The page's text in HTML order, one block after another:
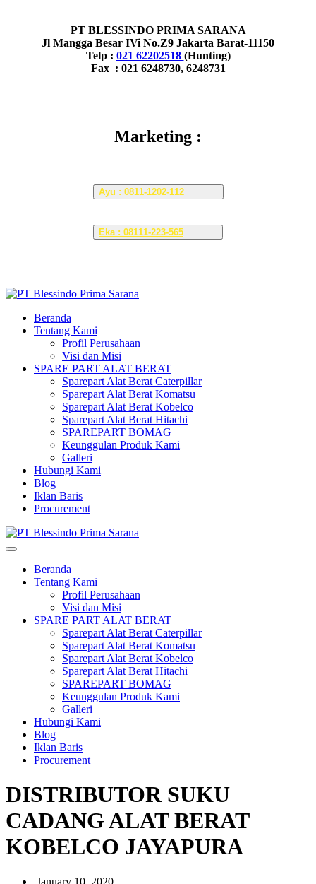
PT BLESSINDO PRIMA SARANA
Jl Mangga Besar IVi No.Z9 Jakarta Barat-11150
Telp : 021 62202518 (Hunting)
Fax : 021 6248730, 6248731
Marketing :
Ayu : 0811-1202-112
Eka : 08111-223-565
Beranda
Tentang Kami
Profil Perusahaan
Visi dan Misi
SPARE PART ALAT BERAT
Sparepart Alat Berat Caterpillar
Sparepart Alat Berat Komatsu
Sparepart Alat Berat Kobelco
Sparepart Alat Berat Hitachi
SPAREPART BOMAG
Keunggulan Produk Kami
Galleri
Hubungi Kami
Blog
Iklan Baris
Procurement
Beranda
Tentang Kami
Profil Perusahaan
Visi dan Misi
SPARE PART ALAT BERAT
Sparepart Alat Berat Caterpillar
Sparepart Alat Berat Komatsu
Sparepart Alat Berat Kobelco
Sparepart Alat Berat Hitachi
SPAREPART BOMAG
Keunggulan Produk Kami
Galleri
Hubungi Kami
Blog
Iklan Baris
Procurement
DISTRIBUTOR SUKU
CADANG ALAT BERAT
KOBELCO JAYAPURA
January 10, 2020